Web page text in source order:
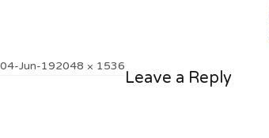
Posted
04-Jun-19Full
2048 × 1536
Leave a Reply